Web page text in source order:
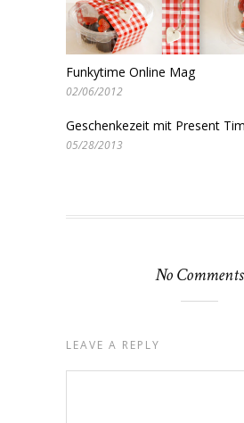
Funkytime Online Mag
02/06/2012
Geschenkezeit mit Present
05/28/2013
No Comments
LEAVE A REPLY